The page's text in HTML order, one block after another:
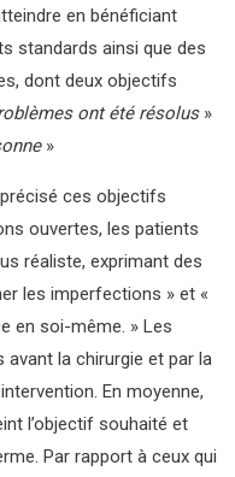
en bénéficiant
standards ainsi que des
dont deux objectifs
ont été résolus»
»
ces objectifs
ouvertes, les patients
réaliste, exprimant des
les imperfections » et «
en soi-même. » Les
la chirurgie et par la
En moyenne,
l’objectif souhaité et
Par rapport à ceux qui